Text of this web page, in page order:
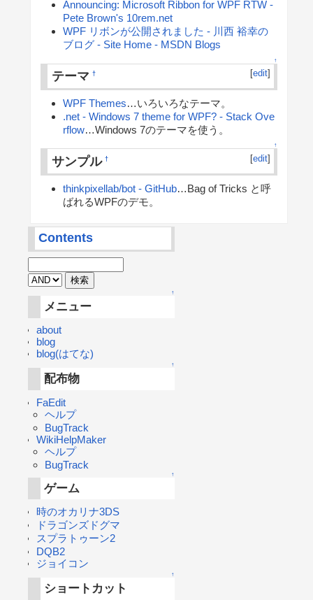
Announcing: Microsoft Ribbon for WPF RTW -
Pete Brown's 10rem.net
WPF リボンが公開されました - 川西 裕幸の
ブログ - Site Home - MSDN Blogs
↑
テーマ † [edit]
WPF Themes…いろいろなテーマ。
.net - Windows 7 theme for WPF? - Stack Ove
rflow…Windows 7のテーマを使う。
↑
サンプル † [edit]
thinkpixellab/bot - GitHub…Bag of Tricks と呼
ばれるWPFのデモ。
Contents
↑
メニュー
about
blog
blog(はてな)
↑
配布物
FaEdit
ヘルプ
BugTrack
WikiHelpMaker
ヘルプ
BugTrack
↑
ゲーム
時のオカリナ3DS
ドラゴンズドグマ
スプラトゥーン2
DQB2
ジョイコン
↑
ショートカット